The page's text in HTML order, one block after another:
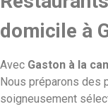
domicile à
Avec Gaston à la
Nous préparons des
soigneusement